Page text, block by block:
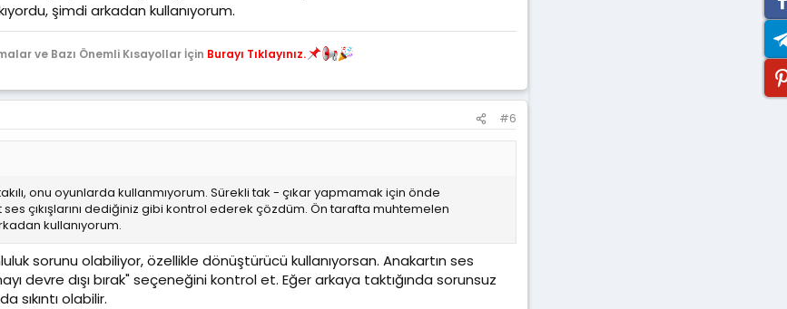
şimdi arkadan kullanıyorum.
ve Bazı Önemli Kısayollar İçin Burayı Tıklayınız.
#6
onu oyunlarda kullanmıyorum. Sürekli tak - çıkar yapmamak için önde
çıkışlarını dediğiniz gibi kontrol ederek çözdüm. Ön tarafta muhtemelen
kullanıyorum.
sorunu olabiliyor, özellikle dönüştürücü kullanıyorsan. Anakartın ses
devre dışı bırak" seçeneğini kontrol et. Eğer arkaya taktığında sorunsuz
sıkıntı olabilir.